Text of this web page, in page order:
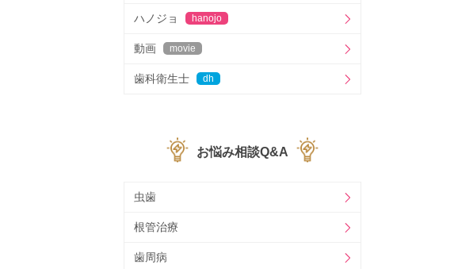
ハノジョ hanojo
動画 movie
歯科衛生士 dh
お悩み相談Q&A
虫歯
根管治療
歯周病